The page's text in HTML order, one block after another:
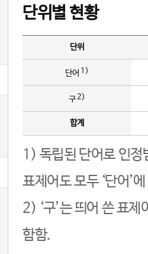
단위별 현황
단위
단어 1)
구2)
합계
1) 독립된 단어로 인정
표제어도 모두 ‘단어’
2) ‘구’는 띄어 쓴 표
함함.